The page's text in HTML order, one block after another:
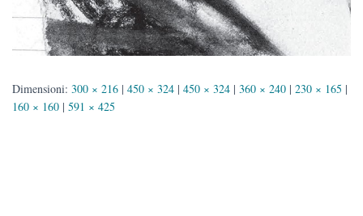
Dimensioni: 300 × 216 | 450 × 324 | 450 × 324 | 360 × 240 | 230 × 165 |
160 × 160 | 591 × 425